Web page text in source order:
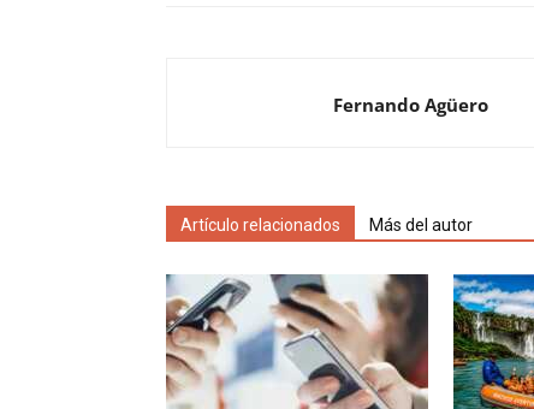
Fernando Agüero
Artículo relacionados Más del autor